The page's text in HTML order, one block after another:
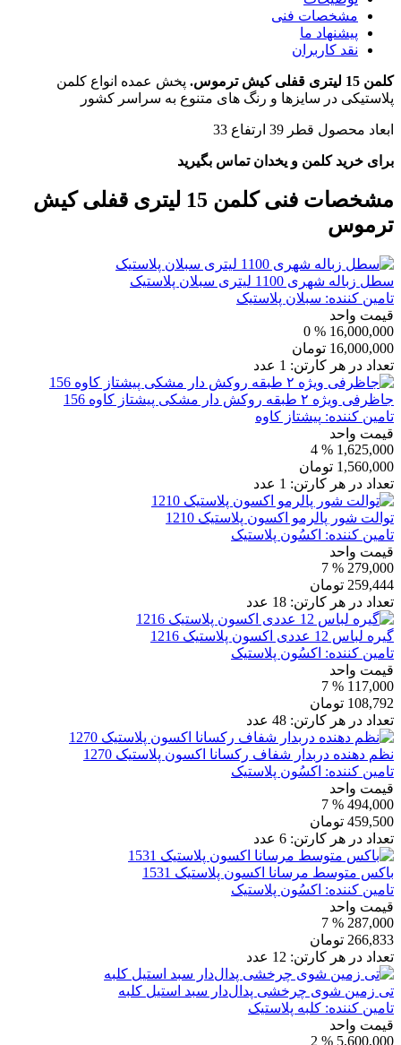
مشخصات فنی
پیشنهاد ما
نقد کاربران
کلمن 15 لیتری قفلی کیش ترموس.
پخش عمده انواع کلمن
پلاستیکی در سایزها و رنگ های متنوع به سراسر کشور
ابعاد محصول قطر 39 ارتفاع 33
برای خرید کلمن و یخدان تماس بگیرید
مشخصات فنی
کلمن 15 لیتری قفلی کیش
ترموس
سطل زباله شهری 1100 لیتری سبلان پلاستیک
تامین کننده: سبلان پلاستیک
قیمت واحد
16,000,000
% 0
16,000,000 تومان
تعداد در هر کارتن: 1 عدد
جاظرفی ویژه ۲ طبقه روکش دار مشکی پیشتاز کاوه 156
تامین کننده: پیشتاز کاوه
قیمت واحد
1,625,000
% 4
1,560,000 تومان
تعداد در هر کارتن: 1 عدد
توالت شور پالرمو اکسون پلاستیک 1210
تامین کننده: اکسُون پلاستیک
قیمت واحد
279,000
% 7
259,444 تومان
تعداد در هر کارتن: 18 عدد
گیره لباس 12 عددی اکسون پلاستیک 1216
تامین کننده: اکسُون پلاستیک
قیمت واحد
117,000
% 7
108,792 تومان
تعداد در هر کارتن: 48 عدد
نظم دهنده دربدار شفاف رکسانا اکسون پلاستیک 1270
تامین کننده: اکسُون پلاستیک
قیمت واحد
494,000
% 7
459,500 تومان
تعداد در هر کارتن: 6 عدد
باکس متوسط مرسانا اکسون پلاستیک 1531
تامین کننده: اکسُون پلاستیک
قیمت واحد
287,000
% 7
266,833 تومان
تعداد در هر کارتن: 12 عدد
تی زمین شوی چرخشی پدال‌دار سبد استیل کلبه
تامین کننده: کلبه پلاستیک
قیمت واحد
5,600,000
% 2